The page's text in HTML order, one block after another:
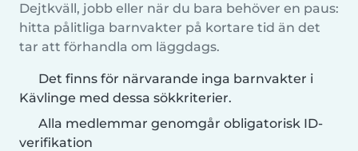
Dejtkväll, jobb eller när du bara behöver en paus:
hitta pålitliga barnvakter på kortare tid än det
tar att förhandla om läggdags.
Det finns för närvarande inga barnvakter i
Kävlinge med dessa sökkriterier.
Alla medlemmar genomgår obligatorisk ID-
verifikation